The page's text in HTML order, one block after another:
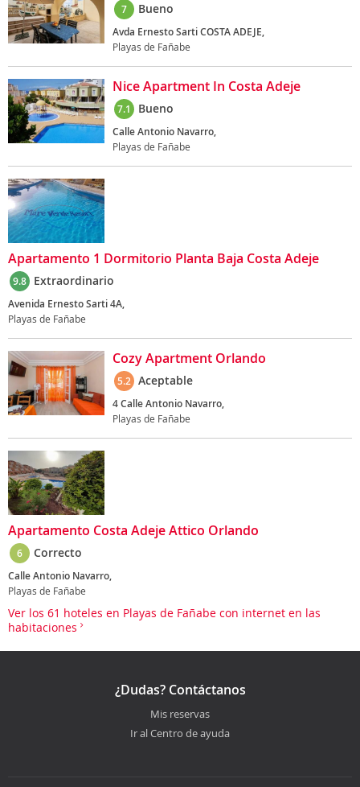
7 Bueno
Avda Ernesto Sarti COSTA ADEJE,
Playas de Fañabe
Nice Apartment In Costa Adeje
7.1 Bueno
Calle Antonio Navarro,
Playas de Fañabe
Apartamento 1 Dormitorio Planta Baja Costa Adeje
9.8 Extraordinario
Avenida Ernesto Sarti 4A,
Playas de Fañabe
Cozy Apartment Orlando
5.2 Aceptable
4 Calle Antonio Navarro,
Playas de Fañabe
Apartamento Costa Adeje Attico Orlando
6 Correcto
Calle Antonio Navarro,
Playas de Fañabe
Ver los 61 hoteles en Playas de Fañabe con internet en las
habitaciones
¿Dudas? Contáctanos
Mis reservas
Ir al Centro de ayuda